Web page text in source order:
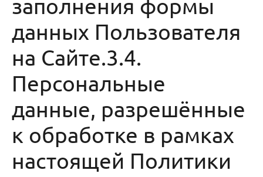
заполнения формы
данных Пользователя
на Сайте.3.4.
Персональные
данные, разрешённые
к обработке в рамках
настоящей Политики